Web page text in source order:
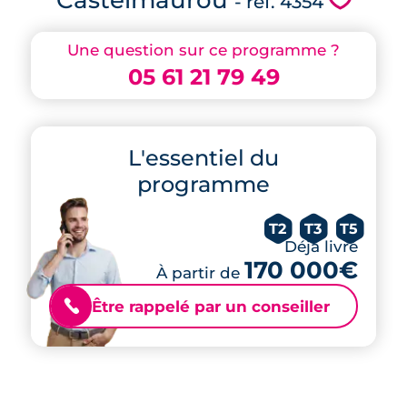
Une question sur ce programme ?
05 61 21 79 49
L'essentiel du
programme
T2 T3 T5
Déjà livré
À partir de 170 000€
📞 Être rappelé par un conseiller